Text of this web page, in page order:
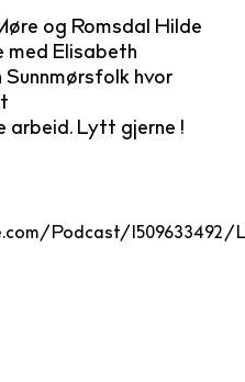
og Romsdal Hilde
Elisabeth
hvor
arbeid. Lytt gjerne !
Podcast/1509633492/